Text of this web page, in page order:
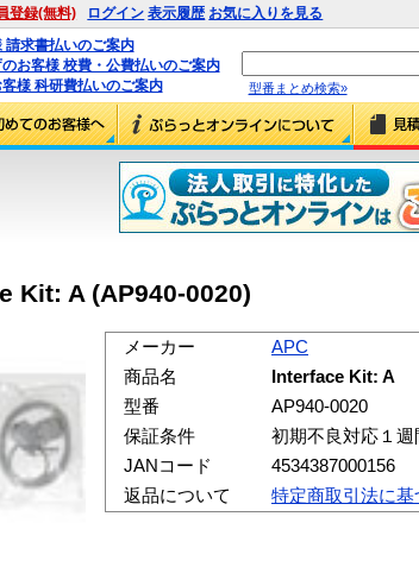
登録(無料) ログイン 表示履歴 お気に入りを見る
請求書払いのご案内
お客様 校費・公費払いのご案内
様 科研費払いのご案内
型番まとめ検索»
Kit: A (AP940-0020)
メーカー
APC
商品名
Interface Kit: A
型番
AP940-0020
保証条件
初期不良対応１
JANコード
4534387000156
返品について
特定商取引法に基